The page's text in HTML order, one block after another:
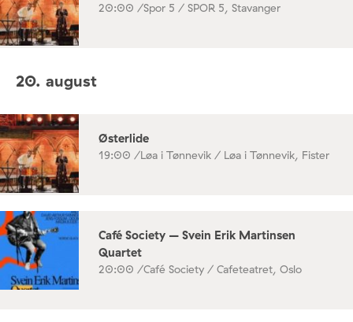
20:00 /Spor 5 / SPOR 5, Stavanger
20. august
Østerlide
19:00 /Løa i Tønnevik / Løa i Tønnevik, Fister
Café Society – Svein Erik Martinsen
Quartet
20:00 /Café Society / Cafeteatret, Oslo